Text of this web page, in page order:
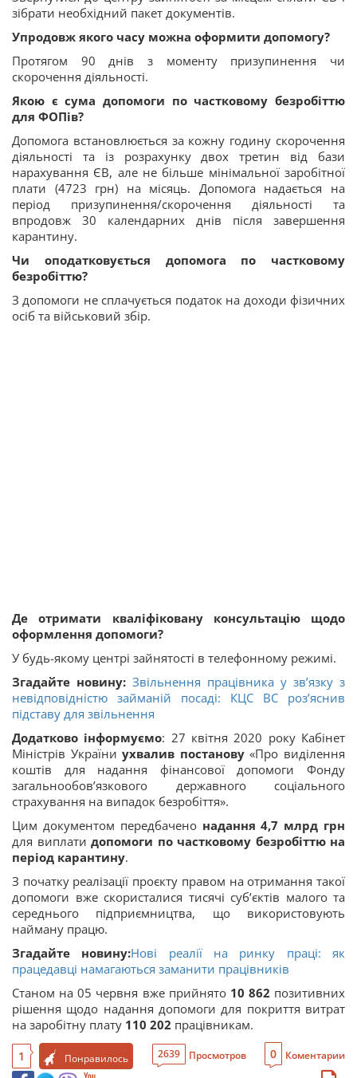
зібрати необхідний пакет документів.
Упродовж якого часу можна оформити допомогу?
Протягом 90 днів з моменту призупинення чи
скорочення діяльності.
Якою є сума допомоги по частковому безробіттю
для ФОПів?
Допомога встановлюється за кожну годину скорочення
діяльності та із розрахунку двох третин від бази
нарахування ЄВ, але не більше мінімальної заробітної
плати (4723 грн) на місяць. Допомога надається на
період призупинення/скорочення діяльності та
впродовж 30 календарних днів після завершення
карантину.
Чи оподатковується допомога по частковому
безробіттю?
З допомоги не сплачується податок на доходи фізичних
осіб та військовий збір.
Де отримати кваліфіковану консультацію щодо
оформлення допомоги?
У будь-якому центрі зайнятості в телефонному режимі.
Згадайте новину: Звільнення працівника у зв’язку з
невідповідністю займаній посаді: КЦС ВС роз’яснив
підставу для звільнення
Додатково інформуємо: 27 квітня 2020 року Кабінет
Міністрів Україниухвалив постанову«Про виділення
коштів для надання фінансової допомоги Фонду
загальнообов’язкового державного соціального
страхування на випадок безробіття».
Цим документом передбачено надання 4,7 млрд грн
для виплати допомоги по частковому безробіттю на
період карантину.
З початку реалізації проєкту правом на отримання такої
допомоги вже скористалися тисячі суб’єктів малого та
середнього підприємництва, що використовують
найману працю.
Згадайте новину:Нові реалії на ринку праці: як
працедавці намагаються заманити працівників
Станом на 05 червня вже прийнято 10 862 позитивних
рішення щодо надання допомоги для покриття витрат
на заробітну плату 110 202 працівникам.
1 Понравилось 2639 Просмотров 0 Коментарии